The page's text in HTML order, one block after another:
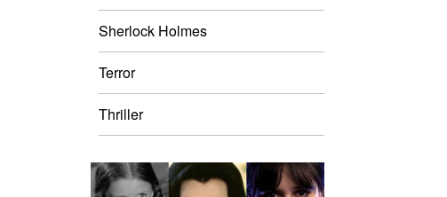
Sherlock Holmes
Terror
Thriller